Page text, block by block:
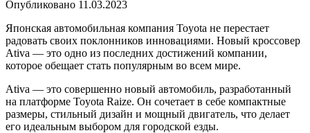
Опубликовано 11.03.2023
Японская автомобильная компания Toyota не перестает
радовать своих поклонников инновациями. Новый кроссовер
Ativa — это одно из последних достижений компании,
которое обещает стать популярным во всем мире.
Ativa — это совершенно новый автомобиль, разработанный
на платформе Toyota Raize. Он сочетает в себе компактные
размеры, стильный дизайн и мощный двигатель, что делает
его идеальным выбором для городской езды.